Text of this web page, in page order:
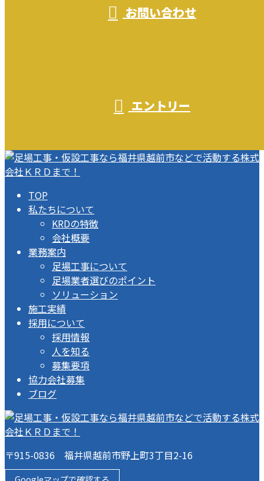
お問い合わせ
エントリー
TOP
私たちについて
KRDの特徴
会社概要
業務案内
足場工事について
足場業者選びのポイント
ソリューション
施工実績
採用について
採用情報
人を知る
募集要項
協力会社募集
ブログ
〒915-0836 福井県越前市野上町3丁目2-16